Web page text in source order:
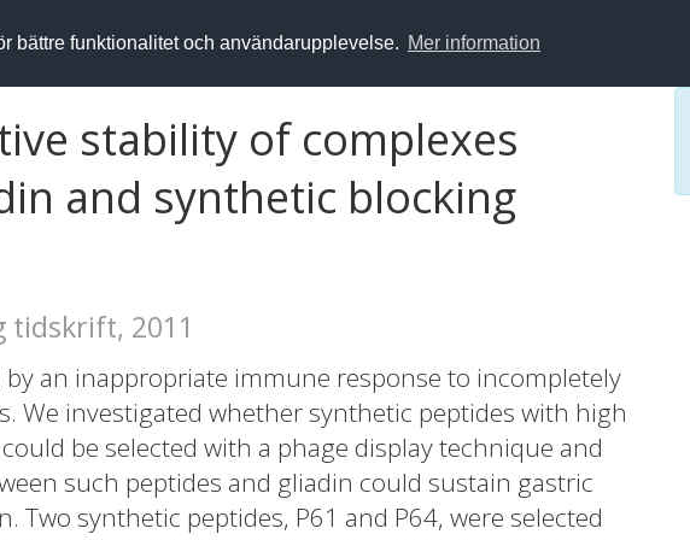
bättre funktionalitet och användarupplevelse. Mer information
stability of complexes
and synthetic blocking
tidskrift, 2011
by an inappropriate immune response to incompletely
We investigated whether synthetic peptides with high
be selected with a phage display technique and
such peptides and gliadin could sustain gastric
Two synthetic peptides, P61 and P64, were selected